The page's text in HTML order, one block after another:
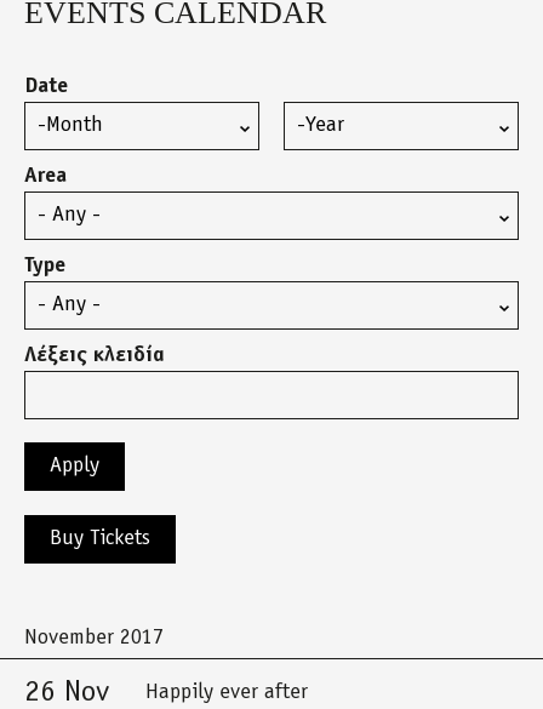
Back
EVENTS CALENDAR
Date
Month
Year
Area
Type
Λέξεις κλειδία
Buy Tickets
November 2017
26 Nov
Happily ever after